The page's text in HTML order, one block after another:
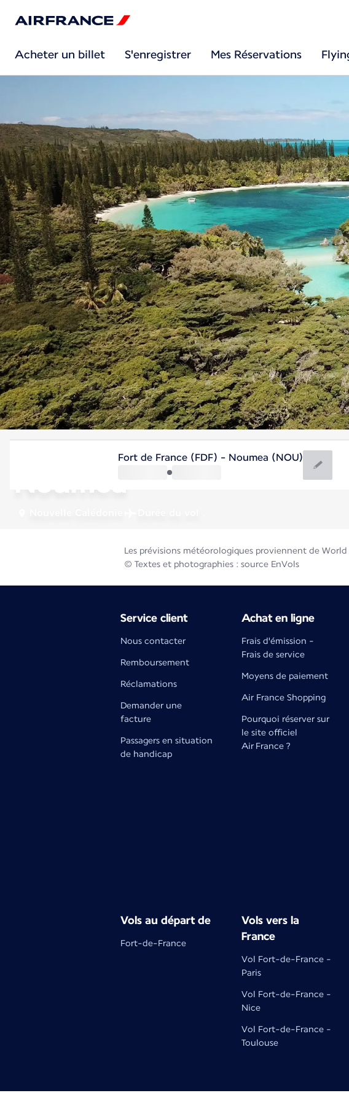
Acheter un billet S'enregistrer Mes Réservations
Nouvelle Calédonie
Nouméa
Fort de France (FDF) - Noumea (NOU)
Les prévisions météorologiques proviennent de
© Textes et photographies : source EnVols
Service client
Nous contacter
Remboursement
Réclamations
Demander une
facture
Passagers en situation
de handicap
Achat en ligne
Frais d'émission -
Frais de service
Moyens de paiement
Air France Shopping
Pourquoi réserver sur
le site officiel
Air France ?
Vols au départ de
Fort-de-France
Vols vers la
France
Vol Fort-de-France -
Paris
Vol Fort-de-France -
Nice
Vol Fort-de-France -
Toulouse